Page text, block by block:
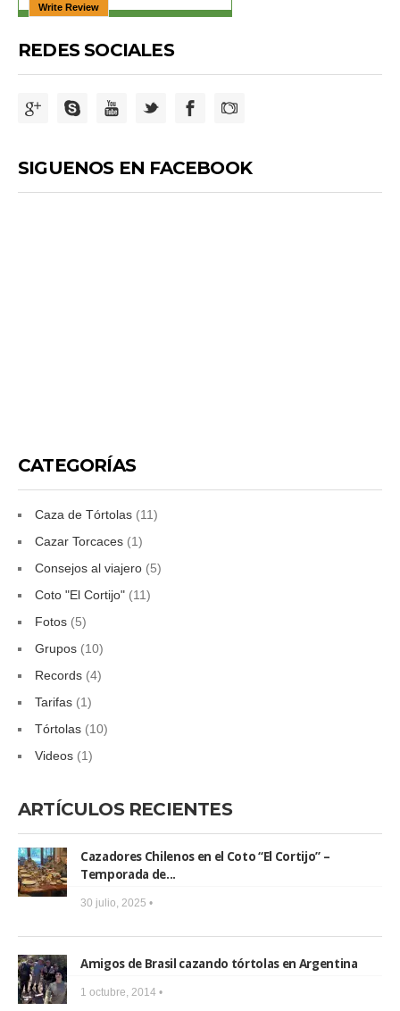
REDES SOCIALES
SIGUENOS EN FACEBOOK
CATEGORÍAS
Caza de Tórtolas (11)
Cazar Torcaces (1)
Consejos al viajero (5)
Coto "El Cortijo" (11)
Fotos (5)
Grupos (10)
Records (4)
Tarifas (1)
Tórtolas (10)
Videos (1)
ARTÍCULOS RECIENTES
Cazadores Chilenos en el Coto “El Cortijo” –
Temporada de...
30 julio, 2025 •
Amigos de Brasil cazando tórtolas en Argentina
1 octubre, 2014 •